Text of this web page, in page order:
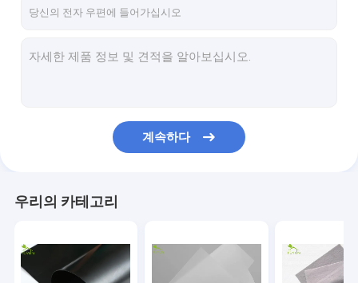
공장 여행
연락주세요
계속하다
우리의 카테고리